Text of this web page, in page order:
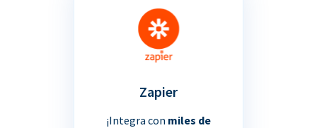
Zapier
¡Integra con miles de